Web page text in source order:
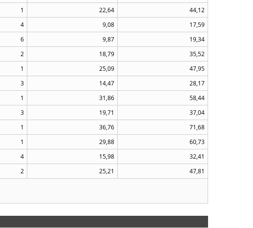
1 22,64
44,12
4 9,08
17,59
6 9,87
19,34
2 18,79
35,52
1 25,09
47,95
3 14,47
28,17
1 31,86
58,44
3 19,71
37,04
1 36,76
71,68
1 29,88
60,73
4 15,98
32,41
2 25,21
47,81